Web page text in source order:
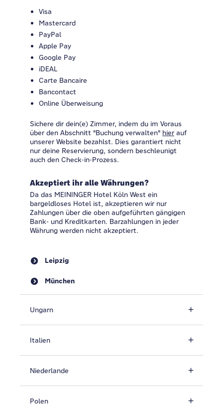
Visa
Mastercard
PayPal
Apple Pay
Google Pay
iDEAL
Carte Bancaire
Bancontact
Online Überweisung
Sichere dir dein(e) Zimmer, indem du im Voraus
über den Abschnitt "Buchung verwalten" hier auf
unserer Website bezahlst. Dies garantiert nicht
nur deine Reservierung, sondern beschleunigt
auch den Check-in-Prozess.
Akzeptiert ihr alle Währungen?
Da das MEININGER Hotel Köln West ein
bargeldloses Hotel ist, akzeptieren wir nur
Zahlungen über die oben aufgeführten gängigen
Bank- und Kreditkarten. Barzahlungen in jeder
Währung werden nicht akzeptiert.
Leipzig
München
Ungarn
Italien
Niederlande
Polen